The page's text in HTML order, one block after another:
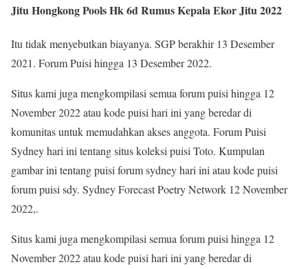
Jitu Hongkong Pools Hk 6d Rumus Kepala Ekor Jitu 2022
Itu tidak menyebutkan biayanya. SGP berakhir 13 Desember
2021. Forum Puisi hingga 13 Desember 2022.
Situs kami juga mengkompilasi semua forum puisi hingga 12
November 2022 atau kode puisi hari ini yang beredar di
komunitas untuk memudahkan akses anggota. Forum Puisi
Sydney hari ini tentang situs koleksi puisi Toto. Kumpulan
gambar ini tentang puisi forum sydney hari ini atau kode puisi
forum puisi sdy. Sydney Forecast Poetry Network 12 November
2022,.
Situs kami juga mengkompilasi semua forum puisi hingga 12
November 2022 atau kode puisi hari ini yang beredar di